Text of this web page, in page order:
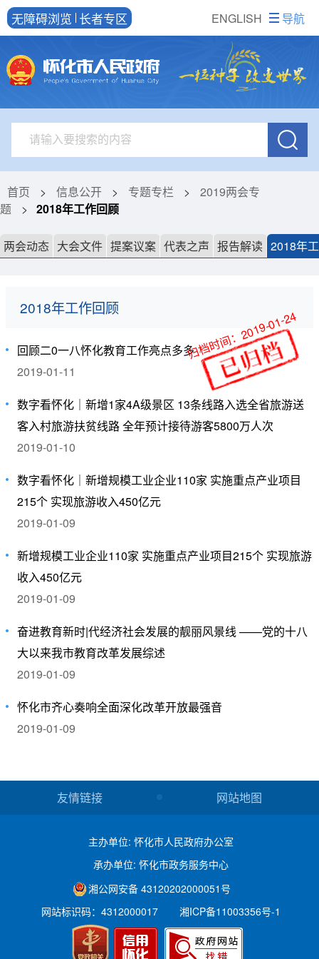
ENGLISH
无障碍浏览 长者专区 导航
首页 > 信息公开 > 专题专栏 >
2019两会专
题
> 2018年工作回顾
两会动态 大会文件 提案议案 代表之声 报告解读 2018年
2018年工作回顾
回顾二0一八怀化教育工作亮点多多
2019-01-11
数字看怀化｜新增1家4A级景区 13条线路入选全省旅游送
客入村旅游扶贫线路 全年预计接待游客5800万人次
2019-01-10
数字看怀化｜新增规模工业企业110家 实施重点产业项目
215个 实现旅游收入450亿元
2019-01-09
新增规模工业企业110家 实施重点产业项目215个 实现旅游
收入450亿元
2019-01-09
奋进教育新时|代经济社会发展的靓丽风景线 ——党的十八
大以来我市教育改革发展综述
2019-01-09
怀化市齐心奏响全面深化改革开放最强音
2019-01-09
友情链接 网站地图
主办单位: 怀化市人民政府办公室
承办单位: 怀化市政务服务中心
湘公网安备 43120202000051号
网站标识码：4312000017
湘ICP备11003356号-1
归档时间：2019-01-24